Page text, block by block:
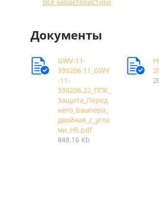
Документы
GWV-11-
330206.11_GWV
-11-
330206.22_ППК_
Защита_Перед
него_Бампера_
двойная_с_угла
ми_Н5.pdf
848.16 Kb